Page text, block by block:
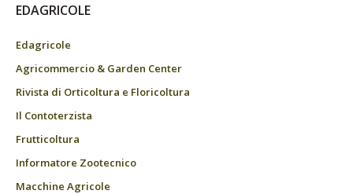
EDAGRICOLE
Edagricole
Agricommercio & Garden Center
Rivista di Orticoltura e Floricoltura
Il Contoterzista
Frutticoltura
Informatore Zootecnico
Macchine Agricole